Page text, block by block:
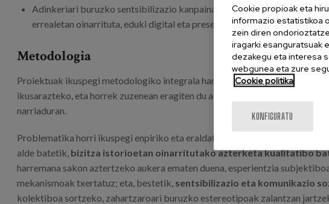
Adinkeriari buruzko sentsibilizazio kanpaina bat diseinatzea eta
errealetan oinarrituta, eduki digital eta presentzial irisgarriekin eta
Metodologia
Proiektuak ikuspegi metodologiko integrala hartzen du, adinkeria
ikusarazteko, eta horrek zuzenean eragiten du adinekoen eskubideen
narriaduran.
Problematika horri ikuspegi enpiriko eta eraldatzaile batetik heltzeko,
alde batetik, bizitza istorioetan oinarritutako azterketa kualitatibo
harremana sakon aztertzeko aukera ematen duena, esperientzia
mekanismoak txertatuz; eta, bestetik, sentsibilizazio eta komunikazio
kolektiboa sortzeko, zahartzaroari buruzko estereotipoak zalantzan
Cookie propioak eta
informazio estatistikoa
zein diren
iragarki esanguratsuak
dezakegu eta interesa
webgunea eta zure
Cookie politika
KONFIGURATU